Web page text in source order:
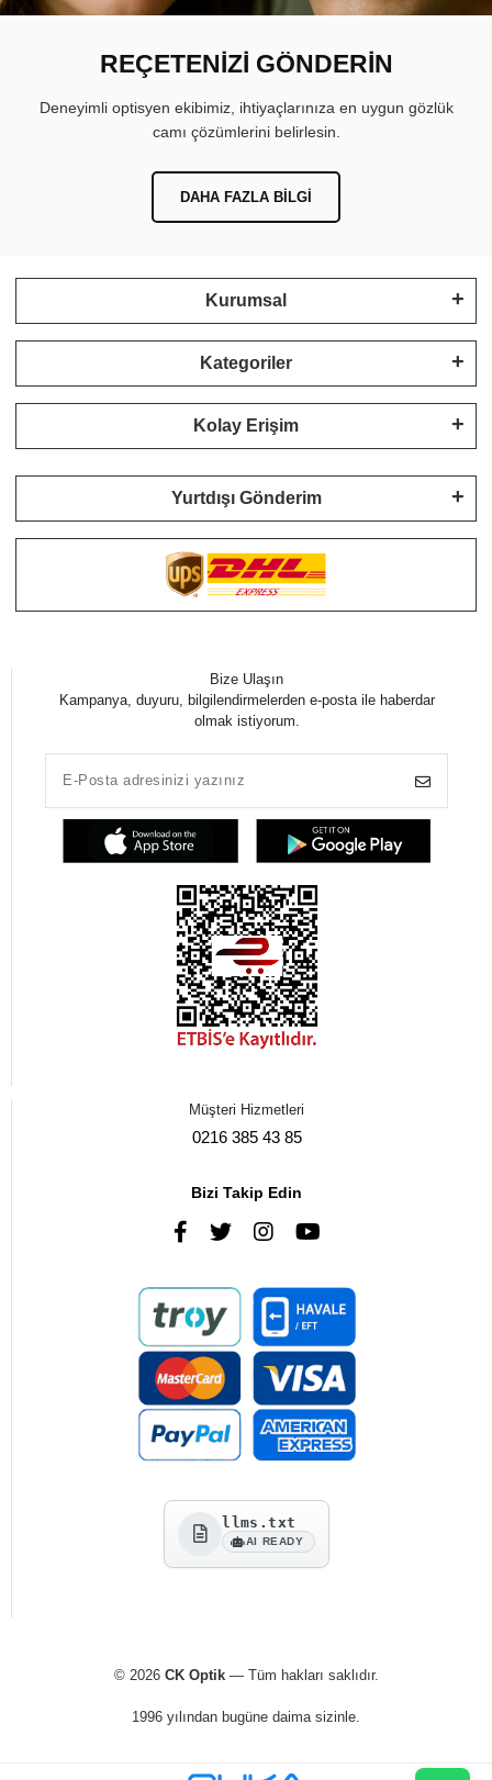
REÇETENİZİ GÖNDERİN
Deneyimli optisyen ekibimiz, ihtiyaçlarınıza en uygun gözlük
camı çözümlerini belirlesin.
DAHA FAZLA BILGI
Kurumsal
Kategoriler
Kolay Erişim
Yurtdışı Gönderim
Bize Ulaşın
Kampanya, duyuru, bilgilendirmelerden e-posta ile haberdar
olmak istiyorum.
Müşteri Hizmetleri
0216 385 43 85
Bizi Takip Edin
llms.txt
AI READY
© 2026 CK Optik— Tüm hakları saklıdır.
1996 yılından bugüne daima sizinle.